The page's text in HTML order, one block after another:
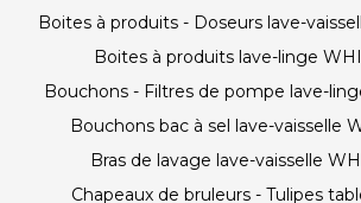
Boites à produits - Doseurs lave-
Boites à produits lave-linge
Bouchons - Filtres de pompe lave-
Bouchons bac à sel lave-vaisselle
Bras de lavage lave-vaisselle
Chapeaux de bruleurs - Tulipes